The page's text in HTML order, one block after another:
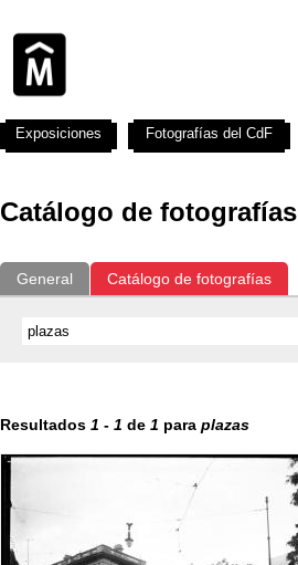
Catálogo de fotografías
General Catálogo de fotografías
Resultados 1 - 1 de 1 para plazas
Exposiciones Fotografías del CdF